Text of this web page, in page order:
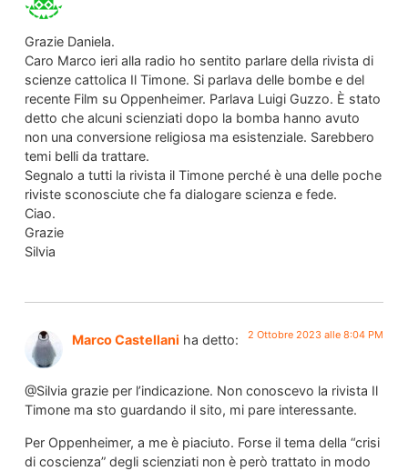
Grazie Daniela.
Caro Marco ieri alla radio ho sentito parlare della rivista di
scienze cattolica Il Timone. Si parlava delle bombe e del
recente Film su Oppenheimer. Parlava Luigi Guzzo. È stato
detto che alcuni scienziati dopo la bomba hanno avuto
non una conversione religiosa ma esistenziale. Sarebbero
temi belli da trattare.
Segnalo a tutti la rivista il Timone perché è una delle poche
riviste sconosciute che fa dialogare scienza e fede.
Ciao.
Grazie
Silvia
Marco Castellani ha detto: 2 Ottobre 2023 alle 8:04 PM
@Silvia grazie per l’indicazione. Non conoscevo la rivista Il
Timone ma sto guardando il sito, mi pare interessante.
Per Oppenheimer, a me è piaciuto. Forse il tema della “crisi
di coscienza” degli scienziati non è però trattato in modo